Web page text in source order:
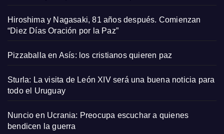
Hiroshima y Nagasaki, 81 años después. Comienzan
“Diez Días Oración por la Paz”
Pizzaballa en Asís: los cristianos quieren paz
Sturla: La visita de León XIV será una buena noticia para
todo el Uruguay
Nuncio en Ucrania: Preocupa escuchar a quienes
bendicen la guerra